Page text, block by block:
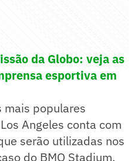
da Globo: veja as
esportiva em
mais populares
Angeles conta com
serão utilizadas nos
do BMO Stadium,